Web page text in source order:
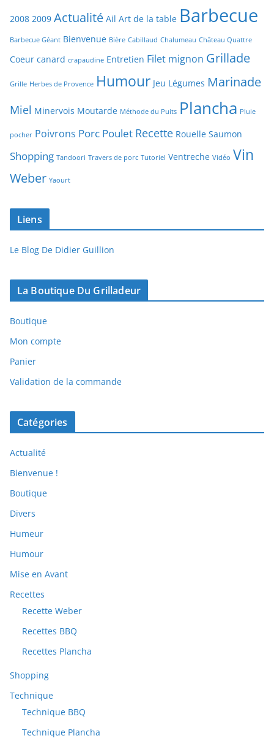
2008 2009 Actualité Ail Art de la table Barbecue
Barbecue Géant Bienvenue Bière Cabillaud Chalumeau Château Quattre
Coeur canard crapaudine Entretien Filet mignon Grillade
Grille Herbes de Provence Humour Jeu Légumes Marinade
Miel Minervois Moutarde Méthode du Puits Plancha Pluie
pocher Poivrons Porc Poulet Recette Rouelle Saumon
Shopping Tandoori Travers de porc Tutoriel Ventreche Vidéo Vin
Weber Yaourt
Liens
Le Blog De Didier Guillion
La Boutique Du Grilladeur
Boutique
Mon compte
Panier
Validation de la commande
Catégories
Actualité
Bienvenue !
Boutique
Divers
Humeur
Humour
Mise en Avant
Recettes
Recette Weber
Recettes BBQ
Recettes Plancha
Shopping
Technique
Technique BBQ
Technique Plancha